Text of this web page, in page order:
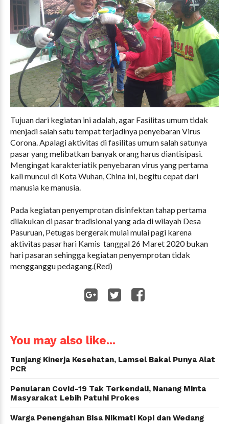
Tujuan dari kegiatan ini adalah, agar Fasilitas umum tidak
menjadi salah satu tempat terjadinya penyebaran Virus
Corona. Apalagi aktivitas di fasilitas umum salah satunya
pasar yang melibatkan banyak orang harus diantisipasi.
Mengingat karakteriatik penyebaran virus yang pertama
kali muncul di Kota Wuhan, China ini, begitu cepat dari
manusia ke manusia.
Pada kegiatan penyemprotan disinfektan tahap pertama
dilakukan di pasar tradisional yang ada di wilayah Desa
Pasuruan, Petugas bergerak mulai mulai pagi karena
aktivitas pasar hari Kamis tanggal 26 Maret 2020 bukan
hari pasaran sehingga kegiatan penyemprotan tidak
mengganggu pedagang.(Red)
You may also like...
Tunjang Kinerja Kesehatan, Lamsel Bakal Punya Alat
PCR
Penularan Covid-19 Tak Terkendali, Nanang Minta
Masyarakat Lebih Patuhi Prokes
Warga Penengahan Bisa Nikmati Kopi dan Wedang